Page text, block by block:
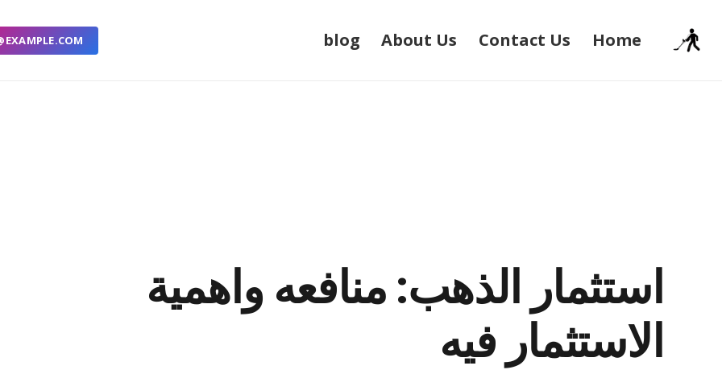
Home
Contact Us
About Us
blog
استثمار الذهب: منافعه واهمية
الاستثمار فيه